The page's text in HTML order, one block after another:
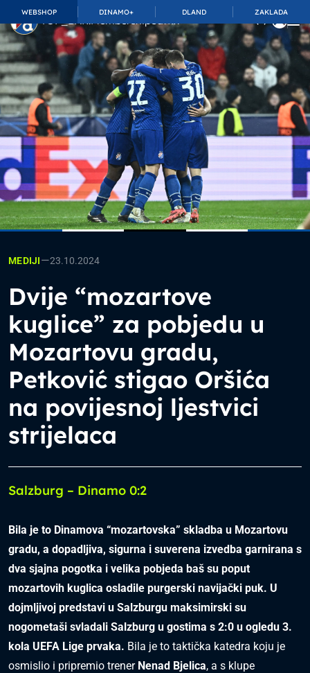
WEBSHOP DINAMO+ DLAND ZAKLADA
TOP_BAR.MembershipSuffix
MEDIJI—23.10.2024
Dvije “mozartove
kuglice” za pobjedu u
Mozartovu gradu,
Petković stigao Oršića
na povijesnoj ljestvici
strijelaca
Salzburg – Dinamo 0:2
Bila je to Dinamova “mozartovska” skladba u Mozartovu
gradu, a dopadljiva, sigurna i suverena izvedba garnirana s
dva sjajna pogotka i velika pobjeda baš su poput
mozartovih kuglica osladile purgerski navijački puk. U
dojmljivoj predstavi u Salzburgu maksimirski su
nogometaši svladali Salzburg u gostima s 2:0 u ogledu 3.
kola UEFA Lige prvaka. Bila je to taktička katedra koju je
osmislio i pripremio trener Nenad Bjelica, a s klupe